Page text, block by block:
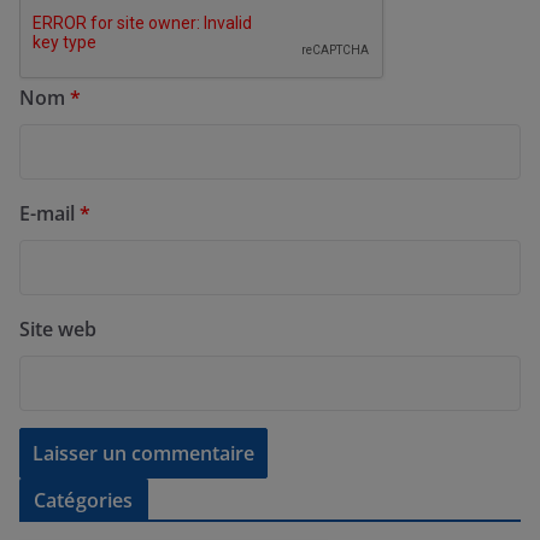
Nom *
E-mail *
Site web
Catégories